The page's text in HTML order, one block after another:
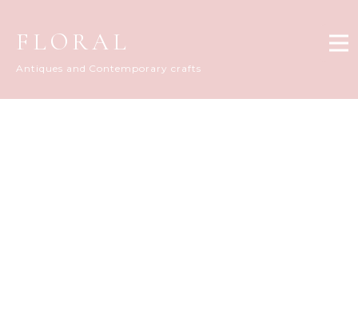
FLORAL
Antiques and Contemporary crafts